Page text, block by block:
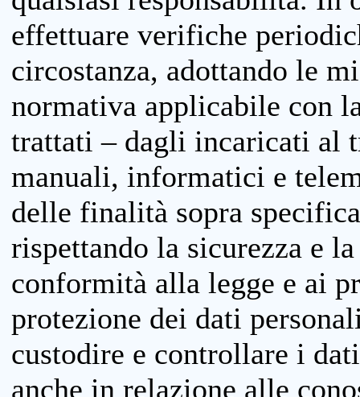
effettuare verifiche
circostanza, adottando le
normativa applicabile con
trattati – dagli incaricati al
manuali, informatici e
delle finalità sopra
rispettando la sicurezza e
conformità alla legge e ai
protezione dei dati
custodire e controllare i
anche in relazione alle